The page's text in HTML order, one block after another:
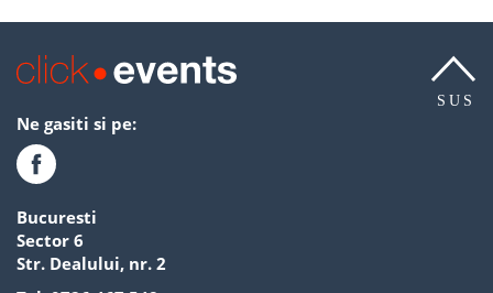
SUS
Ne gasiti si pe:
Bucuresti
Sector 6
Str. Dealului, nr. 2